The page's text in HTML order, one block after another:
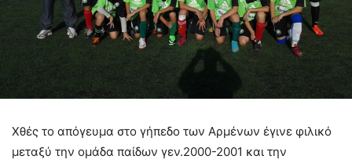
Χθές το απόγευμα στο γήπεδο των Αρμένων έγινε φιλικό
μεταξύ την ομάδα παίδων γεν.2000-2001 και την